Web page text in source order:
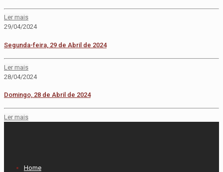
Ler mais
29/04/2024
Segunda-feira, 29 de Abril de 2024
Ler mais
28/04/2024
Domingo, 28 de Abril de 2024
Ler mais
Home